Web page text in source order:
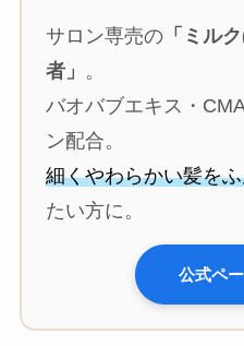
サロン専売の「ミル
者」 。
バオバブエキス・
ン配合。
細くやわらかい髪を
たい方に。
公式ペ